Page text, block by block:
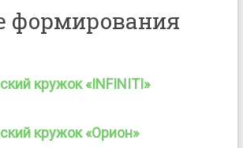
формирования
кружок «INFINITI»
кружок «Орион»